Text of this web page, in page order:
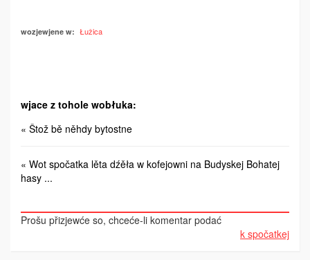
wozjewjene w: Łužica
wjace z tohole wobłuka:
« Štož bě něhdy bytostne
« Wot spočatka lěta dźěła w kofejowni na Budyskej Bohatej
hasy ...
Prošu přizjewće so, chceće-li komentar podać
k spočatkej